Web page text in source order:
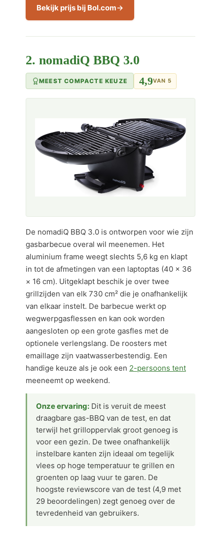
Bekijk prijs bij Bol.com
2. nomadiQ BBQ 3.0
MEEST COMPACTE KEUZE 4,9VAN 5
De nomadiQ BBQ 3.0 is ontworpen voor wie zijn
gasbarbecue overal wil meenemen. Het
aluminium frame weegt slechts 5,6 kg en klapt
in tot de afmetingen van een laptoptas (40 × 36
× 16 cm). Uitgeklapt beschik je over twee
grillzijden van elk 730 cm² die je onafhankelijk
van elkaar instelt. De barbecue werkt op
wegwerpgasflessen en kan ook worden
aangesloten op een grote gasfles met de
optionele verlengslang. De roosters met
emaillage zijn vaatwasserbestendig. Een
handige keuze als je ook een 2-persoons tent
meeneemt op weekend.
Onze ervaring: Dit is veruit de meest
draagbare gas-BBQ van de test, en dat
terwijl het grilloppervlak groot genoeg is
voor een gezin. De twee onafhankelijk
instelbare kanten zijn ideaal om tegelijk
vlees op hoge temperatuur te grillen en
groenten op laag vuur te garen. De
hoogste reviewscore van de test (4,9 met
29 beoordelingen) zegt genoeg over de
tevredenheid van gebruikers.